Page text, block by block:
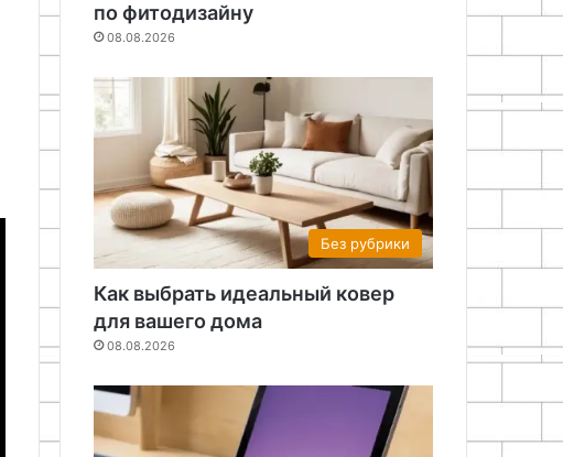
по фитодизайну
08.08.2026
Без рубрики
Как выбрать идеальный ковер
для вашего дома
08.08.2026